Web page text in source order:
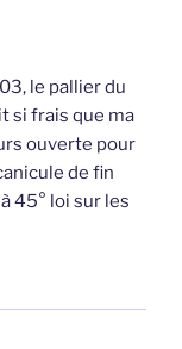
le pallier du
si frais que ma
ouverte pour
de fin
45° loi sur les